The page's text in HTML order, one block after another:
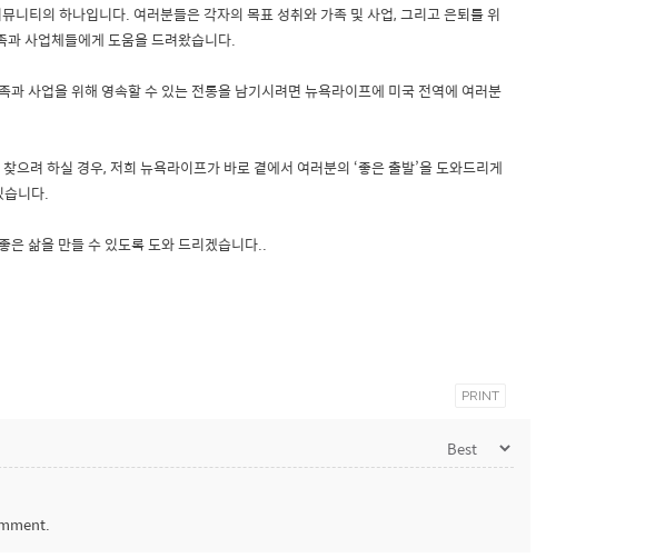
티의 하나입니다. 여러분들은 각자의 목표 성취와 가족 및 사업, 그리고 은퇴를 위
사업체들에게 도움을 드려왔습니다.
사업을 위해 영속할 수 있는 전통을 남기시려면 뉴욕라이프에 미국 전역에 여러분
려 하실 경우, 저희 뉴욕라이프가 바로 곁에서 여러분의 ‘좋은 출발’을 도와드리게
니다.
은 삶을 만들 수 있도록 도와 드리겠습니다..
PRINT